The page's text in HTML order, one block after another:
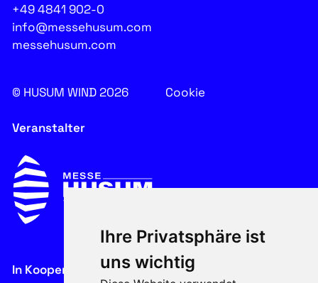
Ihre Privatsphäre ist
uns wichtig
+49 4841 902-0
info@messehusum.com
messehusum.com
© HUSUM WIND 2026 Cookie
Veranstalter
In Kooperation mit